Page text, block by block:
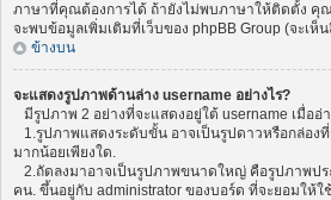
ภาษาที่คุณต้องการได้ ถ้ายังไม่พบภาษาให้ติดตั้ง คุ
จะพบข้อมูลเพิ่มเติมที่เว็บของ phpBB Group (จะเ
ข้างบน
จะแสดงรูปภาพด้านล่าง username อย่างไร?
มีรูปภาพ 2 อย่างที่จะแสดงอยู่ใต้ username เมื่ออ่
1.รูปภาพแสดงระดับขั้น อาจเป็นรูปดาวหรือกล่อ
มากน้อยเพียงใด.
2.ถัดลงมาอาจเป็นรูปภาพขนาดใหญ่ คือรูปภาพปร
คน. ขึ้นอยู่กับ administrator ของบอร์ด ที่จะยอมให้